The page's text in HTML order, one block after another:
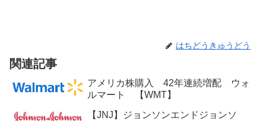
はちどうきゅうどう
関連記事
アメリカ株購入 42年連続増配 ウォ
ルマート 【WMT】
【JNJ】ジョンソンエンドジョンソ